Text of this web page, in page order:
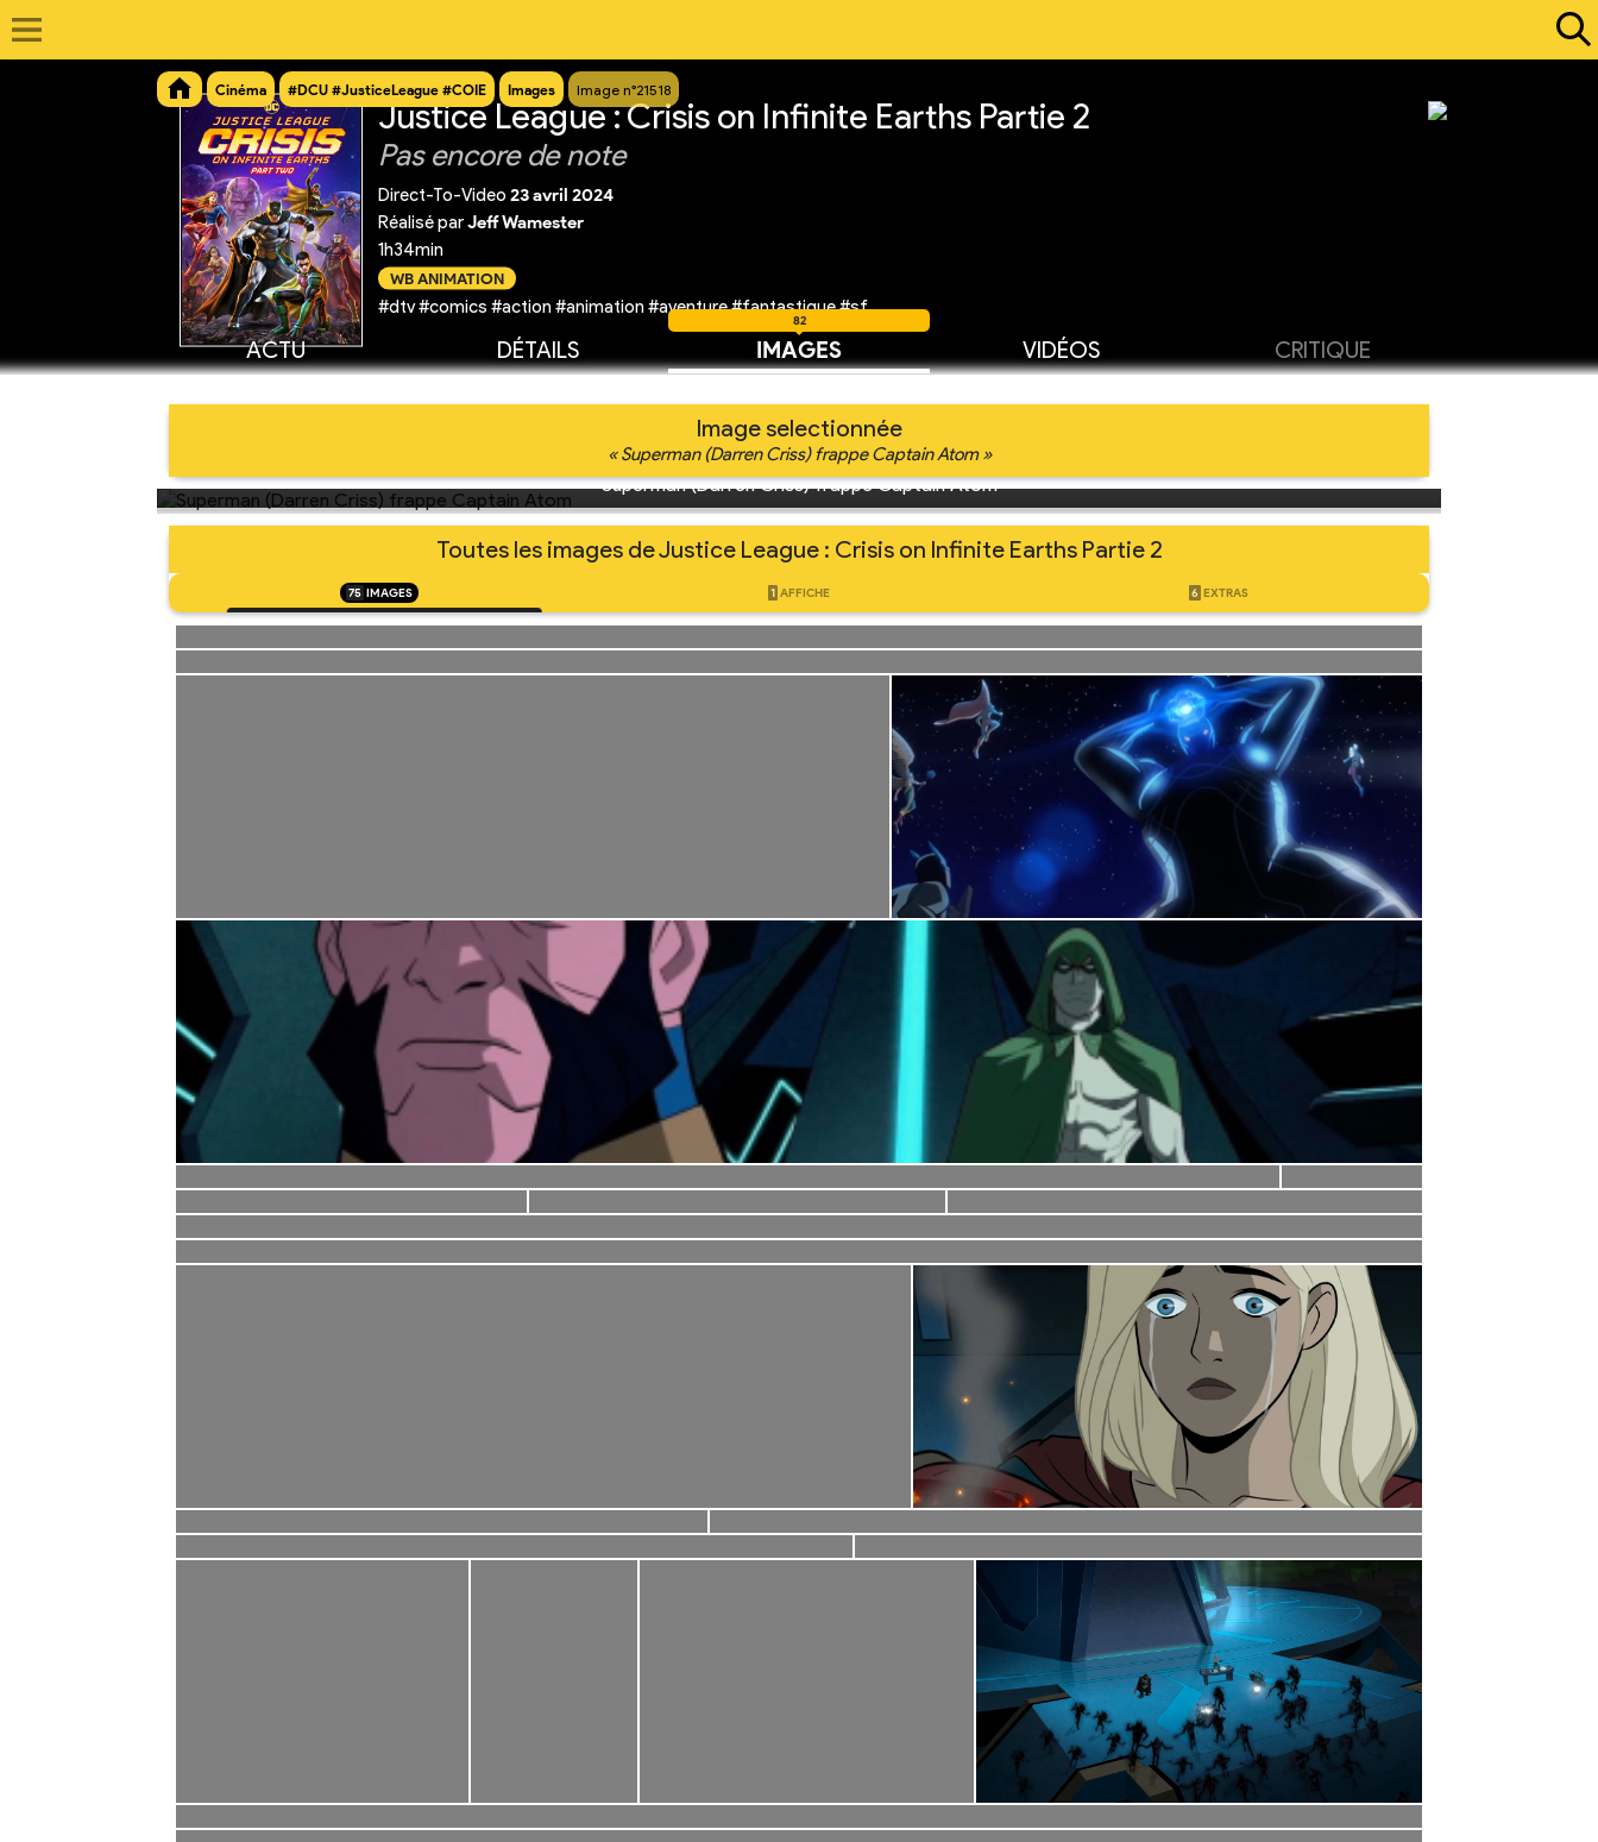
Cinéma #DCU #JusticeLeague #COIE Images Image n°21518
Justice League : Crisis on Infinite Earths Partie 2
Pas encore de note
Direct-To-Video 23 avril 2024
Réalisé parJeff Wamester
1h34min
WB ANIMATION
#dtv #comics #action #animation #aventure #fantastique #sf
ACTU DÉTAILS IMAGES
82
VIDÉOS CRITIQUE
Image selectionnée
« Superman (Darren Criss) frappe Captain Atom »
Superman (Darren Criss) frappe Captain Atom
Toutes les images de Justice League : Crisis on Infinite Earths Partie 2
75 IMAGES 1 AFFICHE 6 EXTRAS